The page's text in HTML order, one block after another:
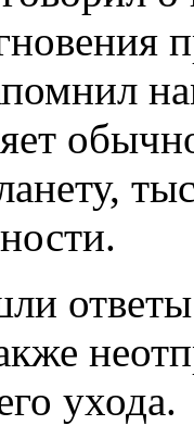
ухода.